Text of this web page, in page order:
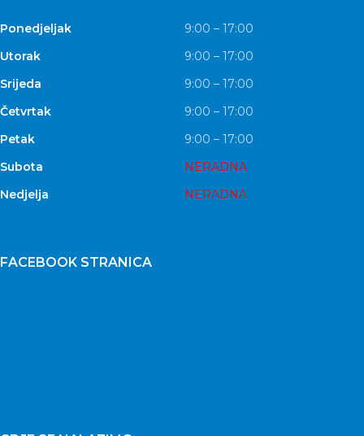
Ponedjeljak
9:00 – 17:00
Utorak
9:00 – 17:00
Srijeda
9:00 – 17:00
Četvrtak
9:00 – 17:00
Petak
9:00 – 17:00
Subota
NERADNA
Nedjelja
NERADNA
FACEBOOK STRANICA